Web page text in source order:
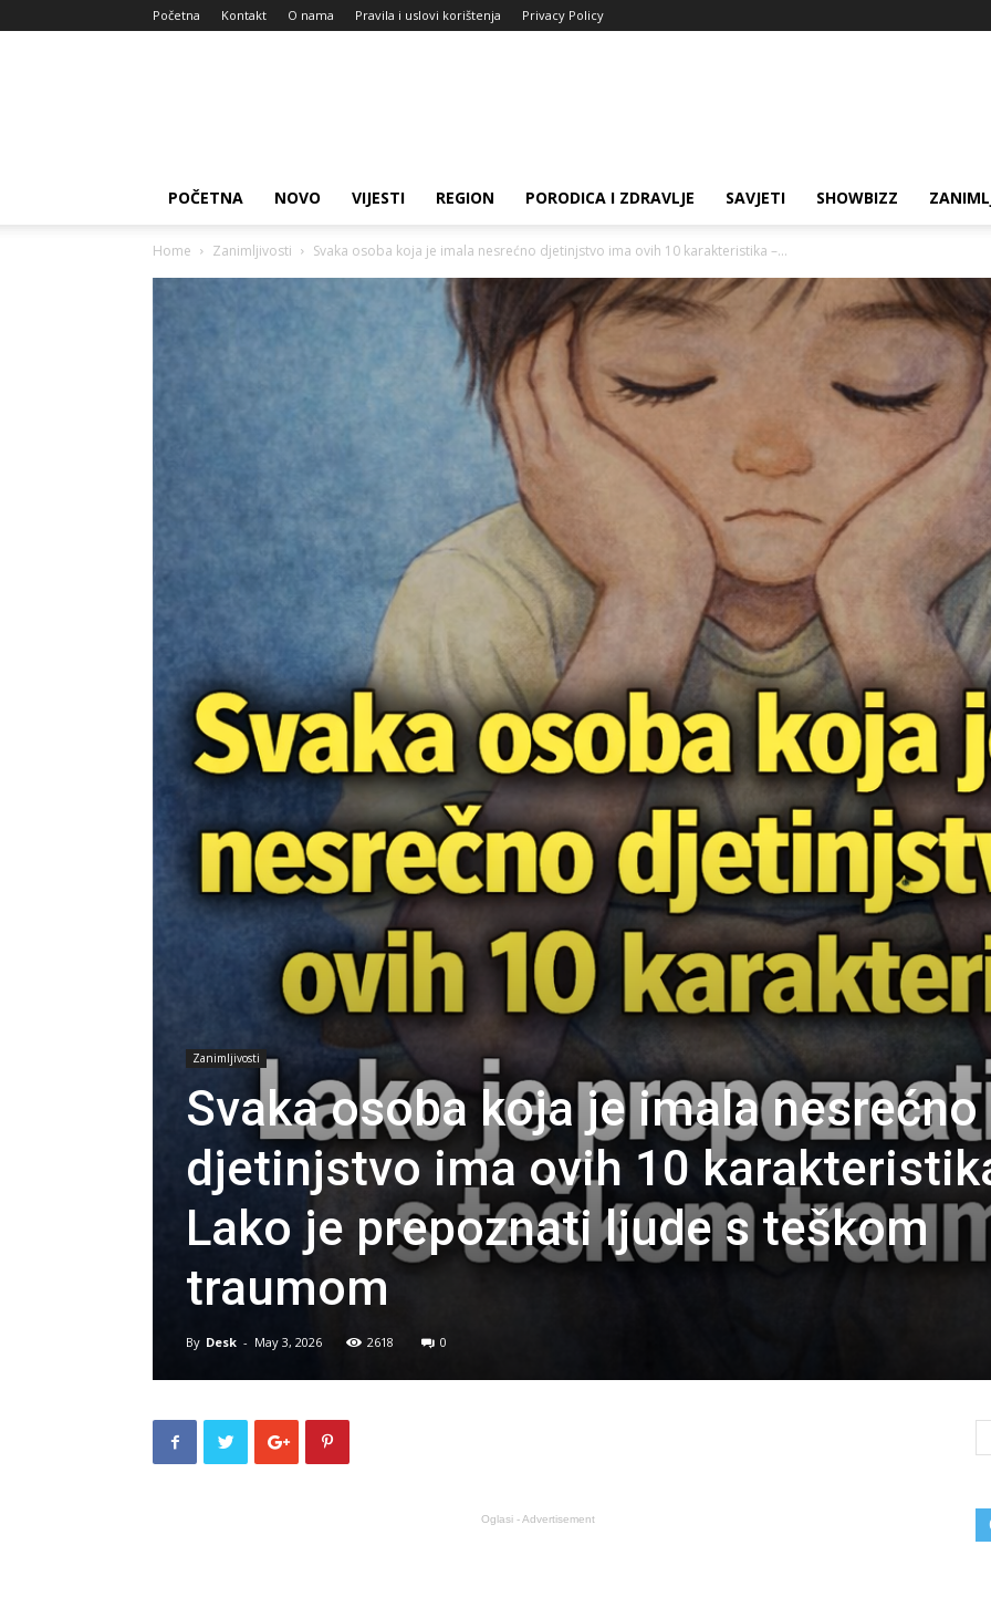
Početna Kontakt O nama Pravila i uslovi korištenja Privacy Policy
POČETNA NOVO VIJESTI REGION PORODICA I ZDRAVLJE SAVJETI SHOWBIZZ
Home Zanimljivosti Svaka osoba koja je imala nesrećno djetinjstvo ima ovih 10 karakteristika –...
Zanimljivosti
Svaka osoba koja je imala nesrećno
djetinjstvo ima ovih 10
Lako je prepoznati ljude s teškom
traumom
By Desk - May 3, 2026 2618 0
Oglasi - Advertisement